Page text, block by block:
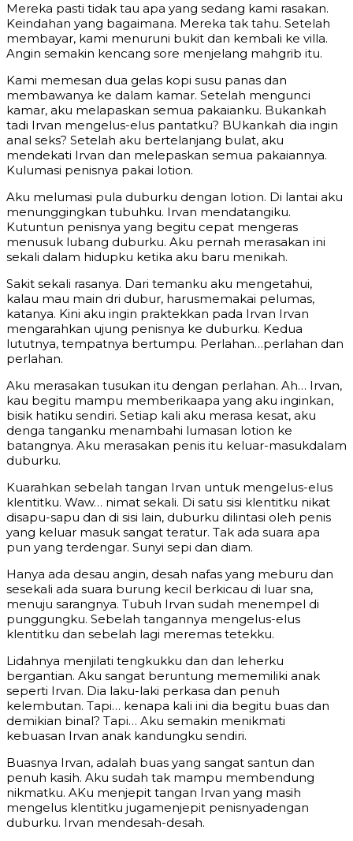
Mereka pasti tidak tau apa yang sedang kami rasakan.
Keindahan yang bagaimana. Mereka tak tahu. Setelah
membayar, kami menuruni bukit dan kembali ke villa.
Angin semakin kencang sore menjelang mahgrib itu.
Kami memesan dua gelas kopi susu panas dan
membawanya ke dalam kamar. Setelah mengunci
kamar, aku melapaskan semua pakaianku. Bukankah
tadi Irvan mengelus-elus pantatku? BUkankah dia ingin
anal seks? Setelah aku bertelanjang bulat, aku
mendekati Irvan dan melepaskan semua pakaiannya.
Kulumasi penisnya pakai lotion.
Aku melumasi pula duburku dengan lotion. Di lantai aku
menunggingkan tubuhku. Irvan mendatangiku.
Kutuntun penisnya yang begitu cepat mengeras
menusuk lubang duburku. Aku pernah merasakan ini
sekali dalam hidupku ketika aku baru menikah.
Sakit sekali rasanya. Dari temanku aku mengetahui,
kalau mau main dri dubur, harusmemakai pelumas,
katanya. Kini aku ingin praktekkan pada Irvan Irvan
mengarahkan ujung penisnya ke duburku. Kedua
lututnya, tempatnya bertumpu. Perlahan…perlahan dan
perlahan.
Aku merasakan tusukan itu dengan perlahan. Ah… Irvan,
kau begitu mampu memberikaapa yang aku inginkan,
bisik hatiku sendiri. Setiap kali aku merasa kesat, aku
denga tanganku menambahi lumasan lotion ke
batangnya. Aku merasakan penis itu keluar-masukdalam
duburku.
Kuarahkan sebelah tangan Irvan untuk mengelus-elus
klentitku. Waw… nimat sekali. Di satu sisi klentitku nikat
disapu-sapu dan di sisi lain, duburku dilintasi oleh penis
yang keluar masuk sangat teratur. Tak ada suara apa
pun yang terdengar. Sunyi sepi dan diam.
Hanya ada desau angin, desah nafas yang meburu dan
sesekali ada suara burung kecil berkicau di luar sna,
menuju sarangnya. Tubuh Irvan sudah menempel di
punggungku. Sebelah tangannya mengelus-elus
klentitku dan sebelah lagi meremas tetekku.
Lidahnya menjilati tengkukku dan dan leherku
bergantian. Aku sangat beruntung mememiliki anak
seperti Irvan. Dia laku-laki perkasa dan penuh
kelembutan. Tapi… kenapa kali ini dia begitu buas dan
demikian binal? Tapi… Aku semakin menikmati
kebuasan Irvan anak kandungku sendiri.
Buasnya Irvan, adalah buas yang sangat santun dan
penuh kasih. Aku sudah tak mampu membendung
nikmatku. AKu menjepit tangan Irvan yang masih
mengelus klentitku jugamenjepit penisnyadengan
duburku. Irvan mendesah-desah.